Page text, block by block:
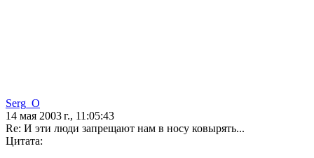
Serg_O
14 мая 2003 г., 11:05:43
Re: И эти люди запрещают нам в носу ковырять...
Цитата: